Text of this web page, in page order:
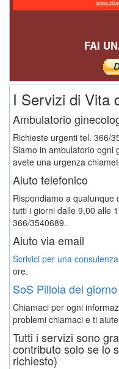
FAI
I Servizi di Vita
Ambulatorio
Richieste urgenti tel. 366/
Siamo in ambulatorio ogni
avete una urgenza
Aiuto telefonico
Rispondiamo a qualunque
tutti i giorni dalle 9,00 alle
366/3540689.
Aiuto via email
Scrivici per una consulenza
ore.
SoS Pillola del
Chiamaci per ogni
problemi chiamaci e ti
Tutti i servizi sono
contributo solo se lo
richiesto)